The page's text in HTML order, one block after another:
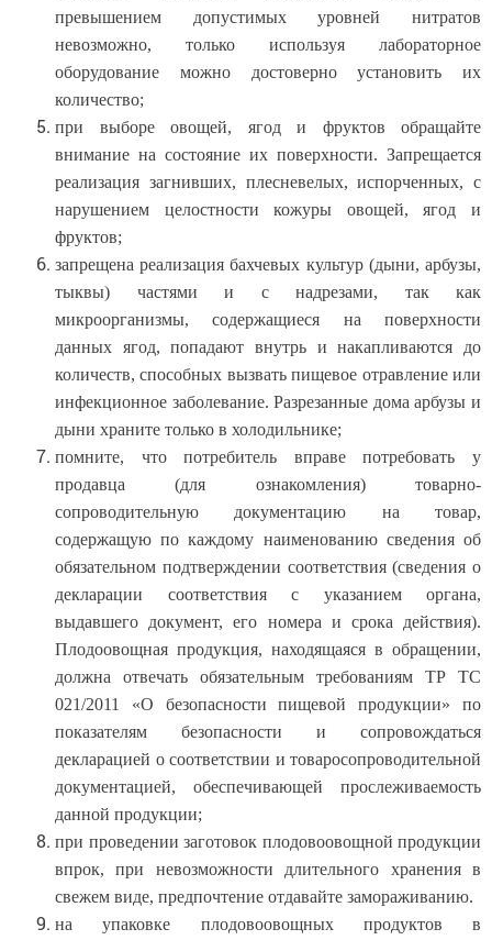
превышением допустимых уровней нитратов
невозможно, только используя лабораторное
оборудование можно достоверно установить их
количество;
при выборе овощей, ягод и фруктов обращайте
внимание на состояние их поверхности. Запрещается
реализация загнивших, плесневелых, испорченных, с
нарушением целостности кожуры овощей, ягод и
фруктов;
запрещена реализация бахчевых культур (дыни, арбузы,
тыквы) частями и с надрезами, так как
микроорганизмы, содержащиеся на поверхности
данных ягод, попадают внутрь и накапливаются до
количеств, способных вызвать пищевое отравление или
инфекционное заболевание. Разрезанные дома арбузы и
дыни храните только в холодильнике;
помните, что потребитель вправе потребовать у
продавца (для ознакомления) товарно-
сопроводительную документацию на товар,
содержащую по каждому наименованию сведения об
обязательном подтверждении соответствия (сведения о
декларации соответствия с указанием органа,
выдавшего документ, его номера и срока действия).
Плодоовощная продукция, находящаяся в обращении,
должна отвечать обязательным требованиям ТР ТС
021/2011 «О безопасности пищевой продукции» по
показателям безопасности и сопровождаться
декларацией о соответствии и товаросопроводительной
документацией, обеспечивающей прослеживаемость
данной продукции;
при проведении заготовок плодовоовощной продукции
впрок, при невозможности длительного хранения в
свежем виде, предпочтение отдавайте замораживанию.
на упаковке плодовоовощных продуктов в